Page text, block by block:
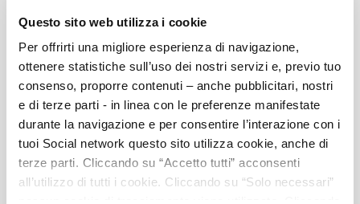
Questo sito web utilizza i cookie
Per offrirti una migliore esperienza di navigazione,
ottenere statistiche sull’uso dei nostri servizi e, previo tuo
consenso, proporre contenuti – anche pubblicitari, nostri
e di terze parti - in linea con le preferenze manifestate
durante la navigazione e per consentire l’interazione con i
tuoi Social network questo sito utilizza cookie, anche di
terze parti. Cliccando su “Accetto tutti” acconsenti
all’utilizzo di tutti i cookie. Cliccando su “Solo necessari”
Matteo Parravicini, Presidente della Sede di
Monza e Brianza Assolombarda
Mattia Macellari, Presidente Piccola
Industria Assolombarda
Sergio Tornaghi, Amministratore Unico di
IPM Srl
Viviana Palmieri,Area Industria, Energia e